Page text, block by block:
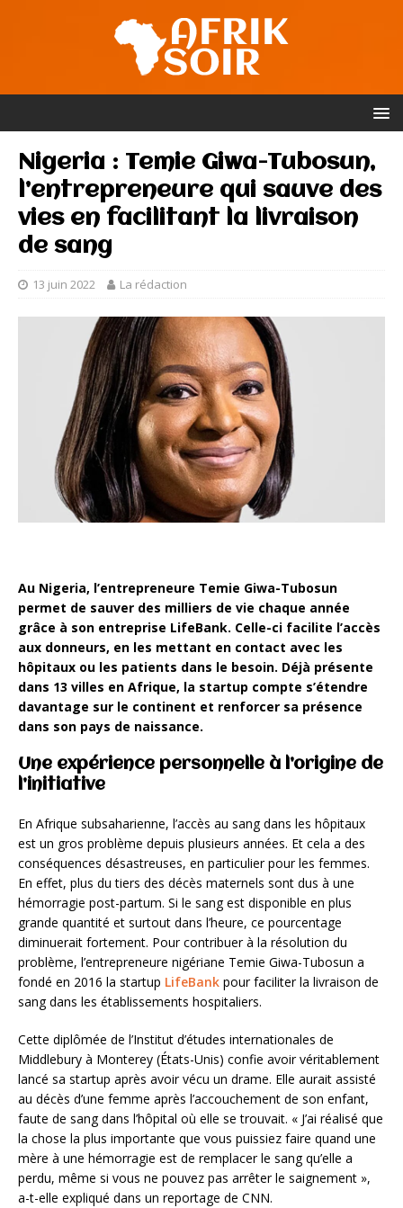
Nigeria : Temie Giwa-Tubosun,
l’entrepreneure qui sauve des
vies en facilitant la livraison
de sang
13 juin 2022 La rédaction
Au Nigeria, l’entrepreneure Temie Giwa-Tubosun
permet de sauver des milliers de vie chaque année
grâce à son entreprise LifeBank. Celle-ci facilite l’accès
aux donneurs, en les mettant en contact avec les
hôpitaux ou les patients dans le besoin. Déjà présente
dans 13 villes en Afrique, la startup compte s’étendre
davantage sur le continent et renforcer sa présence
dans son pays de naissance.
Une expérience personnelle à l’origine de
l’initiative
En Afrique subsaharienne, l’accès au sang dans les hôpitaux
est un gros problème depuis plusieurs années. Et cela a des
conséquences désastreuses, en particulier pour les femmes.
En effet, plus du tiers des décès maternels sont dus à une
hémorragie post-partum. Si le sang est disponible en plus
grande quantité et surtout dans l’heure, ce pourcentage
diminuerait fortement. Pour contribuer à la résolution du
problème, l’entrepreneure nigériane Temie Giwa-Tubosun a
fondé en 2016 la startup LifeBank pour faciliter la livraison de
sang dans les établissements hospitaliers.
Cette diplômée de l’Institut d’études internationales de
Middlebury à Monterey (États-Unis) confie avoir véritablement
lancé sa startup après avoir vécu un drame. Elle aurait assisté
au décès d’une femme après l’accouchement de son enfant,
faute de sang dans l’hôpital où elle se trouvait. « J’ai réalisé que
la chose la plus importante que vous puissiez faire quand une
mère à une hémorragie est de remplacer le sang qu’elle a
perdu, même si vous ne pouvez pas arrêter le saignement »,
a-t-elle expliqué dans un reportage de CNN.